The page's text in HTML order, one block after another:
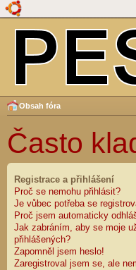
Obsah fóra
Často
Registrace a přihlášení
Proč se nemohu přihlásit?
Je vůbec potřeba se
Proč jsem automaticky
Jak zabráním, aby se moje
přihlášených?
Zapomněl jsem heslo!
Zaregistroval jsem se, ale